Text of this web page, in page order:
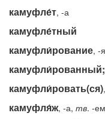
камуфле́т, -а
камуфле́тный
камуфли́рование, -я
камуфли́рованный;
камуфли́ровать(ся)
камуфля́ж, -а, тв. -ем